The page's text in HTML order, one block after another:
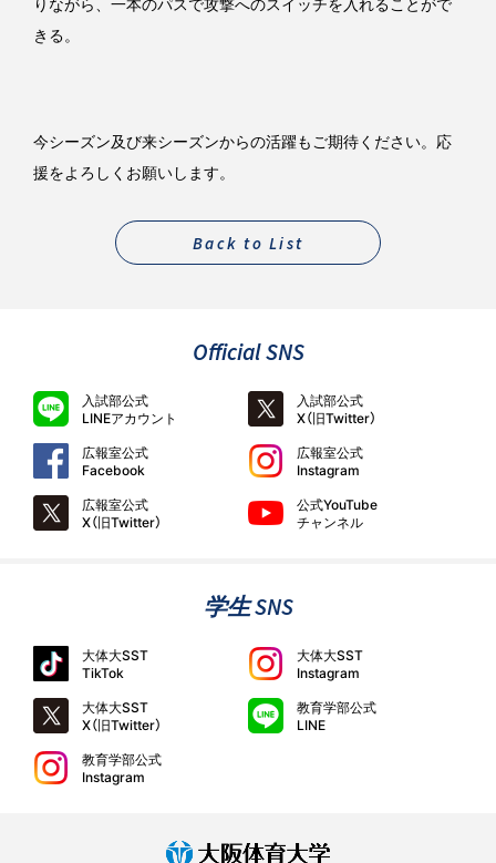
きる。
今シーズン及び来シーズンからの活躍もご期待ください。応
援をよろしくお願いします。
Back to List
Official SNS
入試部公式
LINEアカウント
入試部公式
X（旧Twitter）
広報室公式
Facebook
広報室公式
Instagram
広報室公式
X（旧Twitter）
公式YouTube
チャンネル
学生 SNS
大体大SST
TikTok
大体大SST
Instagram
大体大SST
X（旧Twitter）
教育学部公式
LINE
教育学部公式
Instagram